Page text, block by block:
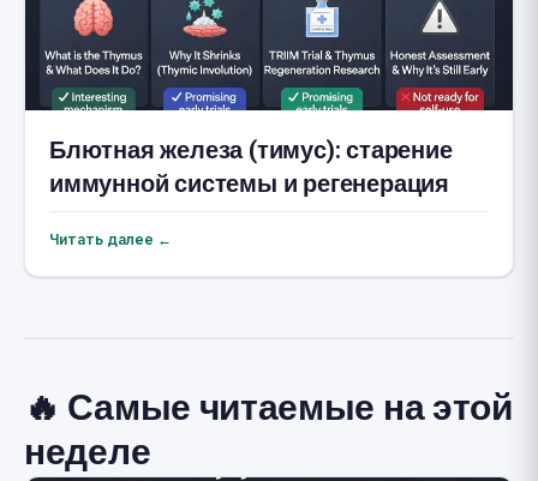
Блютная железа (тимус): старение
иммунной системы и регенерация
Читать далее ←
🔥 Самые читаемые на этой
неделе